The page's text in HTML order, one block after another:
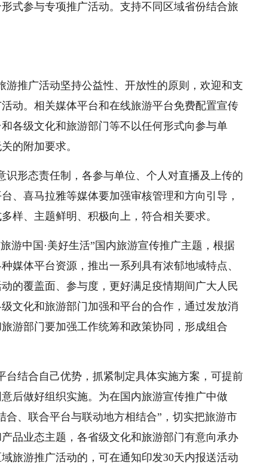
式参与专项推广活动。支持不同区域省份结合旅
推广活动坚持公益性、开放性的原则，欢迎和支
动。相关媒体平台和在线旅游平台免费配置宣传
各级文化和旅游部门等不以任何形式向参与单
的附加要求。
形态责任制，各参与单位、个人对直播及上传的
、喜马拉雅等媒体要加强审核管理和方向引导，
样、主题鲜明、积极向上，符合相关要求。
游中国·美好生活”国内旅游宣传推广主题，根据
媒体平台资源，推出一系列具有浓郁地域特点、
的覆盖面、参与度，更好满足疫情期间广大人民
文化和旅游部门加强和平台的合作，通过发放消
游部门要加强工作统筹和政策协同，形成组合
结合自己优势，抓紧制定具体实施方案，可提前
后做好组织实施。为在国内旅游宣传推广中做
、联合平台与联动地方相结合”，切实把旅游市
品业态主题，各省级文化和旅游部门有意向承办
旅游推广活动的，可在通知印发30天内报送活动